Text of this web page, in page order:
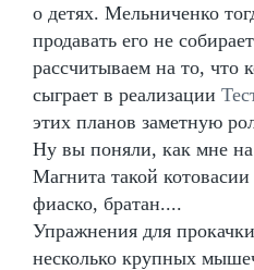
о детях. Мельниченко
продавать его не
рассчитываем на то, что
сыграет в реализации
этих планов заметную
Ну вы поняли, как мне на
Магнита такой
фиаско, братан....
Упражнения для
несколько крупных